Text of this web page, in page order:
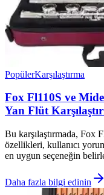
PopülerKarşılaştırma
Fox Fl110S ve
Yan Flüt
Bu karşılaştırmada,
özellikleri, kullanıcı
en uygun seçeneğin
Daha fazla bilgi edinin